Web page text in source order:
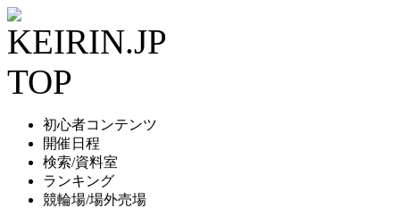
初心者コンテンツ
開催日程
検索/資料室
ランキング
競輪場/場外売場